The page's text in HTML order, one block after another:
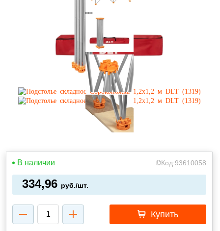
В наличии Код:93610058
334,96 руб./шт.
Купить